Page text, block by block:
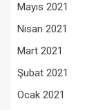
Mayıs 2021
Nisan 2021
Mart 2021
Şubat 2021
Ocak 2021